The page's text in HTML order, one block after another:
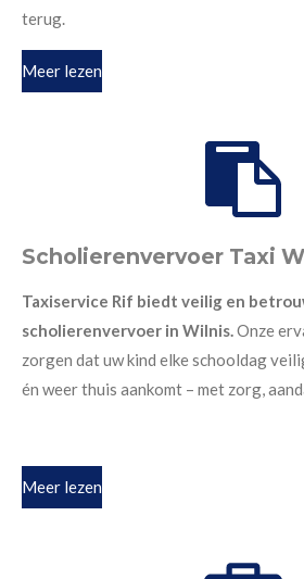
terug.
Meer lezen
Scholierenvervoer Taxi
Taxiservice Rif biedt veilig en
scholierenvervoer in Wilnis.Onze
zorgen dat uw kind elke schooldag
én weer thuis aankomt – met zorg,
Meer lezen